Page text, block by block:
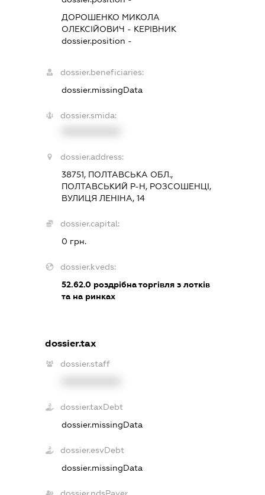
ДОРОШЕНКО МИКОЛА
ОЛЕКСІЙОВИЧ - КЕРІВНИК
dossier.position -
dossier.beneficiaries:
dossier.missingData
dossier.smida:
dossier.address:
38751, ПОЛТАВСЬКА ОБЛ.,
ПОЛТАВСЬКИЙ Р-Н, РОЗСОШЕНЦІ,
ВУЛИЦЯ ЛЕНІНА, 14
dossier.capital:
0 грн.
dossier.kveds:
52.62.0 роздрібна торгівля з лотків
та на ринках
dossier.tax
dossier.staff
dossier.taxDebt
dossier.missingData
dossier.esvDebt
dossier.missingData
dossier.ndsPayer